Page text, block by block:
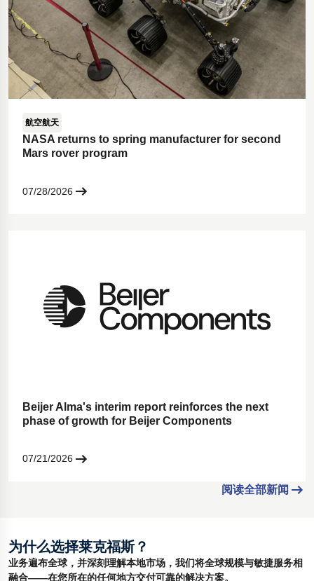
航空航天
NASA returns to spring manufacturer for second
Mars rover program
07/28/2026
Beijer Alma's interim report reinforces the next
phase of growth for Beijer Components
07/21/2026
阅读全部新闻
为什么选择莱克福斯？
业务遍布全球，并深刻理解本地市场，我们将全球规模与敏捷服务相
融合——在您所在的任何地方交付可靠的解决方案。